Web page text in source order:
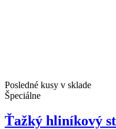
Posledné kusy v sklade
Špeciálne
Ťažký hliníkový